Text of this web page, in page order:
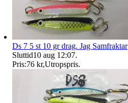
Ds 7 5 st 10 gr drag. Jag Samfraktar
Sluttid10 aug 12:07.
Pris:76 kr,Utropspris.